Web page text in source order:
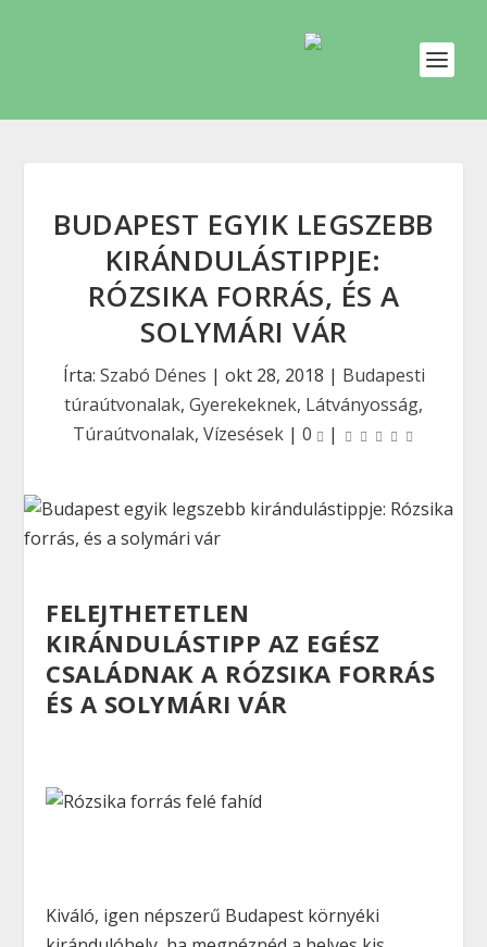
BUDAPEST EGYIK LEGSZEBB
KIRÁNDULÁSTIPPJE:
RÓZSIKA FORRÁS, ÉS A
SOLYMÁRI VÁR
Írta: Szabó Dénes | okt 28, 2018 | Budapesti
túraútvonalak, Gyerekeknek, Látványosság,
Túraútvonalak, Vízesések | 0 |
FELEJTHETETLEN
KIRÁNDULÁSTIPP AZ EGÉSZ
CSALÁDNAK A RÓZSIKA FORRÁS
ÉS A SOLYMÁRI VÁR
Kiváló, igen népszerű Budapest környéki